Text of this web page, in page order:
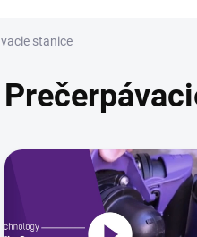
stanice
Výpis článkov